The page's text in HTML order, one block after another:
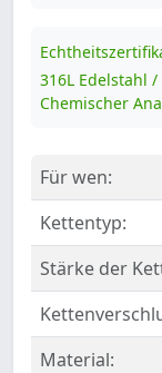
316L Edelstahl
Chemischer
Für wen:
Kettentyp:
Stärke der
Material: